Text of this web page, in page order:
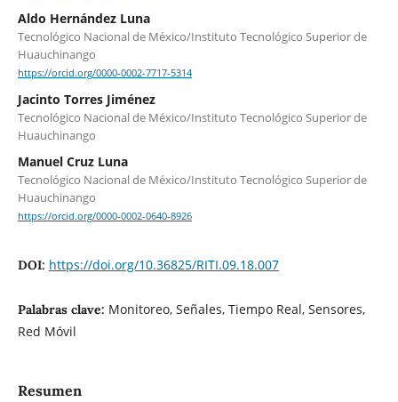
Aldo Hernández Luna
Tecnológico Nacional de México/Instituto Tecnológico Superior de
Huauchinango
https://orcid.org/0000-0002-7717-5314
Jacinto Torres Jiménez
Tecnológico Nacional de México/Instituto Tecnológico Superior de
Huauchinango
Manuel Cruz Luna
Tecnológico Nacional de México/Instituto Tecnológico Superior de
Huauchinango
https://orcid.org/0000-0002-0640-8926
DOI: https://doi.org/10.36825/RITI.09.18.007
Palabras clave: Monitoreo, Señales, Tiempo Real, Sensores,
Red Móvil
Resumen